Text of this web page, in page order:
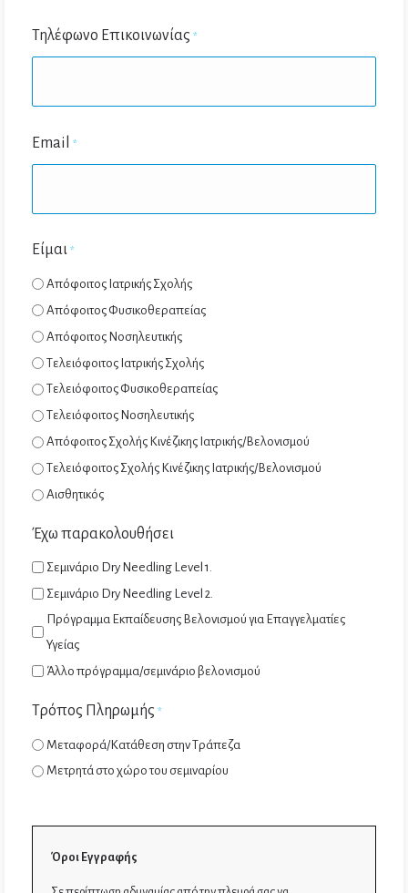
Τηλέφωνο Επικοινωνίας *
Email *
Είμαι *
Απόφοιτος Ιατρικής Σχολής
Απόφοιτος Φυσικοθεραπείας
Απόφοιτος Νοσηλευτικής
Τελειόφοιτος Ιατρικής Σχολής
Τελειόφοιτος Φυσικοθεραπείας
Τελειόφοιτος Νοσηλευτικής
Απόφοιτος Σχολής Κινέζικης Ιατρικής/Βελονισμού
Τελειόφοιτος Σχολής Κινέζικης Ιατρικής/Βελονισμού
Αισθητικός
Έχω παρακολουθήσει
Σεμινάριο Dry Needling Level 1.
Σεμινάριο Dry Needling Level 2.
Πρόγραμμα Εκπαίδευσης Βελονισμού για Επαγγελματίες
Υγείας
Άλλο πρόγραμμα/σεμινάριο βελονισμού
Τρόπος Πληρωμής *
Μεταφορά/Κατάθεση στην Τράπεζα
Mετρητά στο χώρο του σεμιναρίου
Όροι Εγγραφής